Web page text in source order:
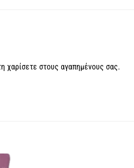
χαρίσετε στους αγαπημένους σας.